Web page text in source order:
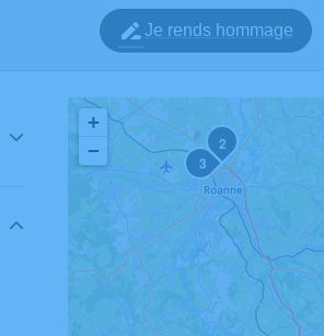
Je rends hommage
2
3
+
−